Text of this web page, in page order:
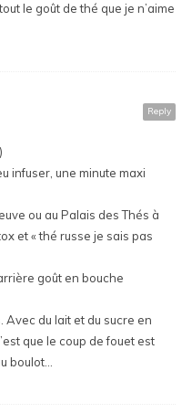
le goût de thé que je n’aime
Reply
infuser, une minute maxi
ou au Palais des Thés à
et « thé russe je sais pas
goût en bouche
Avec du lait et du sucre en
que le coup de fouet est
boulot…